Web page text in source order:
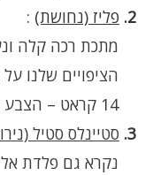
2. פליז (נחושת) :
מתכת רכה קלה
הציפויים שלנו
14 קראט – הצבע בדומה לכסף זהה מאוד לזהב האמיתי.
3. סטיינלס סטיל
נקרא גם פלדת